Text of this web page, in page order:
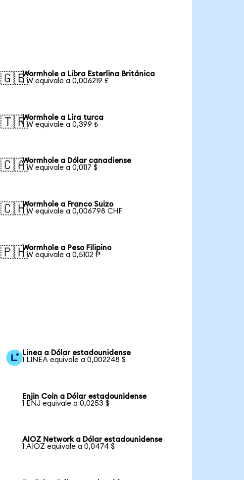
🇬🇧Wormhole a Libra Esterlina Británica
1 W equivale a 0,006219 £
🇹🇷Wormhole a Lira turca
1 W equivale a 0,399 ₺
🇨🇦Wormhole a Dólar canadiense
1 W equivale a 0,0117 $
🇨🇭Wormhole a Franco Suizo
1 W equivale a 0,006798 CHF
🇵🇭Wormhole a Peso Filipino
1 W equivale a 0,5102 ₱
Linea a Dólar estadounidense
1 LINEA equivale a 0,002248 $
Enjin Coin a Dólar estadounidense
1 ENJ equivale a 0,0253 $
AIOZ Network a Dólar estadounidense
1 AIOZ equivale a 0,0474 $